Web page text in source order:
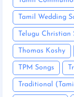
Tamil Wedding
Telugu Christian
Thomas Koshy
TPM Songs
Traditional